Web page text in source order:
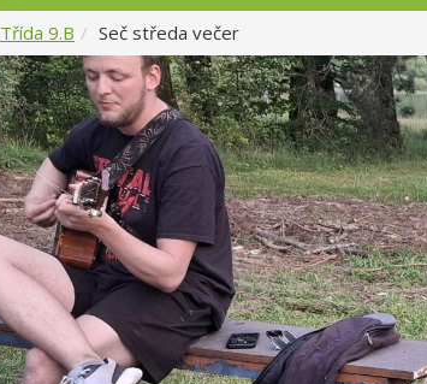
Třída 9.B Seč středa večer